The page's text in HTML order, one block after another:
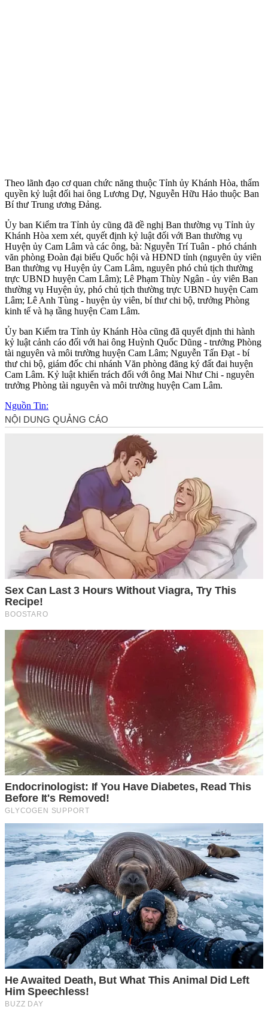
Theo lãnh đạo cơ quan chức năng thuộc Tỉnh ủy Khánh Hòa, thẩm
quyền kỷ luật đối hai ông Lương Dự, Nguyễn Hữu Hảo thuộc Ban
Bí thư Trung ương Đảng.
Ủy ban Kiểm tra Tỉnh ủy cũng đã đề nghị Ban thường vụ Tỉnh ủy
Khánh Hòa xem xét, quyết định kỷ luật đối với Ban thường vụ
Huyện ủy Cam Lâm và các ông, bà: Nguyễn Trí Tuân - phó chánh
văn phòng Đoàn đại biểu Quốc hội và HĐND tỉnh (nguyên ủy viên
Ban thường vụ Huyện ủy Cam Lâm, nguyên phó chủ tịch thường
trực UBND huyện Cam Lâm); Lê Phạm Thùy Ngân - ủy viên Ban
thường vụ Huyện ủy, phó chủ tịch thường trực UBND huyện Cam
Lâm; Lê Anh Tùng - huyện ủy viên, bí thư chi bộ, trưởng Phòng
kinh tế và hạ tầng huyện Cam Lâm.
Ủy ban Kiểm tra Tỉnh ủy Khánh Hòa cũng đã quyết định thi hành
kỷ luật cảnh cáo đối với hai ông Huỳnh Quốc Dũng - trưởng Phòng
tài nguyên và môi trường huyện Cam Lâm; Nguyễn Tấn Đạt - bí
thư chi bộ, giám đốc chi nhánh Văn phòng đăng ký đất đai huyện
Cam Lâm. Kỷ luật khiển trách đối với ông Mai Như Chi - nguyên
trưởng Phòng tài nguyên và môi trường huyện Cam Lâm.
Nguồn Tin: